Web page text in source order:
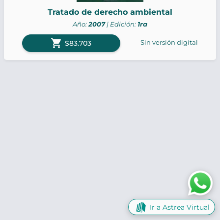
Tratado de derecho ambiental
Año:2007| Edición: 1ra
shopping_cart $83.703 Sin versión digital
Ir a Astrea Virtual